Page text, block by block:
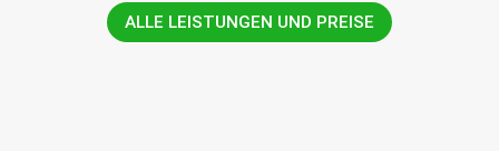
ALLE LEISTUNGEN UND PREISE